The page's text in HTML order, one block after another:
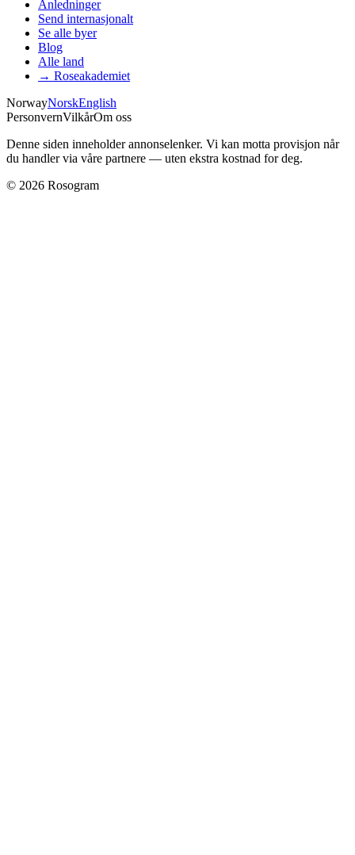
Anledninger
Send internasjonalt
Se alle byer
Blog
Alle land
→ Roseakademiet
NorwayNorskEnglish
PersonvernVilkårOm oss
Denne siden inneholder annonselenker. Vi kan motta provisjon når
du handler via våre partnere — uten ekstra kostnad for deg.
© 2026 Rosogram